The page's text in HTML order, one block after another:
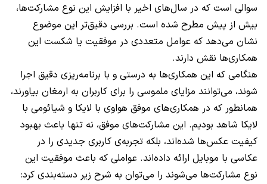
سوالی است که در سال‌های اخیر با افزایش این نوع مشارکت‌ها،
بیش از پیش مطرح شده است. بررسی دقیق‌تر این موضوع
نشان می‌دهد که عوامل متعددی در موفقیت یا شکست این
همکاری‌ها نقش دارند.
هنگامی که این همکاری‌ها به درستی و با برنامه‌ریزی دقیق اجرا
شوند، می‌توانند مزایای ملموسی را برای کاربران به ارمغان بیاورند،
همانطور که در همکاری‌های موفق هواوی با لایکا و شیائومی با
لایکا شاهد بودیم. این مشارکت‌های موفق، نه تنها باعث بهبود
کیفیت عکس‌ها شده‌اند، بلکه تجربه‌ی کاربری جدیدی را در
عکاسی با موبایل ارائه داده‌اند. عواملی که باعث موفقیت این
نوع مشارکت‌ها می‌شوند را می‌توان به شرح زیر دسته‌بندی کرد: